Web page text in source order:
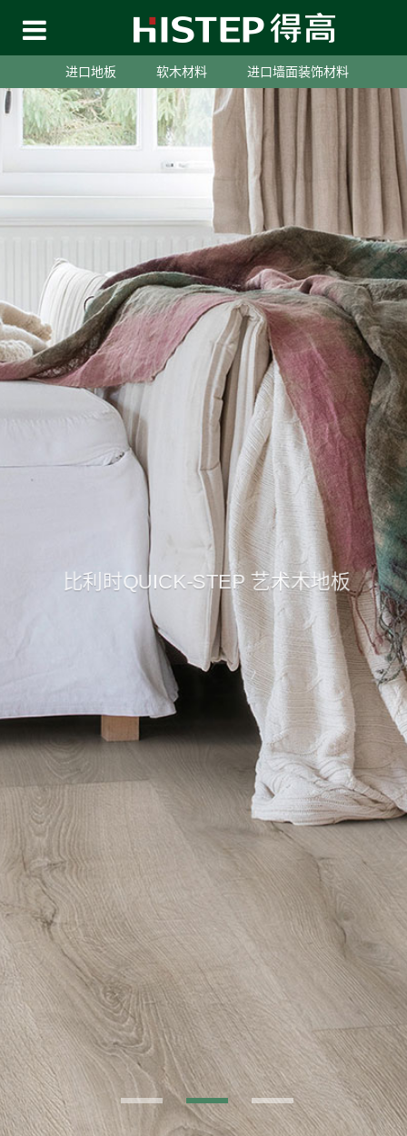
进口地板 软木材料 进口墙面装饰材料
比利时QUICK-STEP 艺术木地板